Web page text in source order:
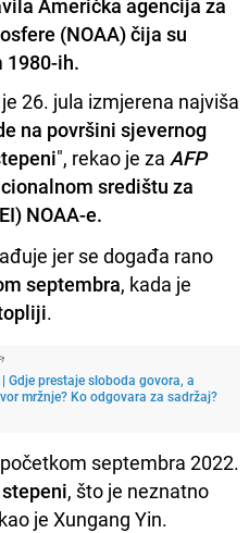
(NOAA) čija su
1980-ih.
26. jula izmjerena najviša
na površini sjevernog
", rekao je za AFP
središtu za
NOAA-e.
jer se događa rano
septembra, kada je
.
Gdje prestaje sloboda govora, a
mržnje? Ko odgovara za sadržaj?
septembra 2022.
, što je neznatno
je Xungang Yin.